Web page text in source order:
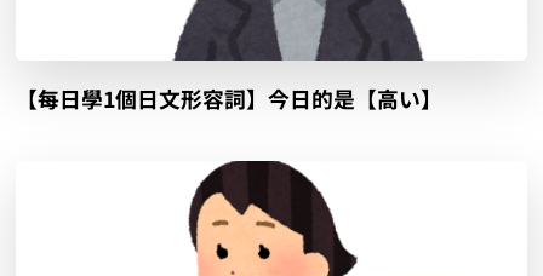
【每日學1個日文形容詞】今日的是【高い】